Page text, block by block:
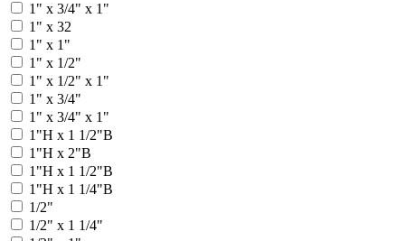
1" x 3/4" x 1"
1" x 32
1" х 1"
1" х 1/2"
1" х 1/2" х 1"
1" х 3/4"
1" х 3/4" х 1"
1"Н x 1 1/2"В
1"Н x 2"В
1"Н х 1 1/2"В
1"Н х 1 1/4"В
1/2"
1/2" x 1 1/4"